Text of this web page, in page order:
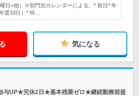
日+他）※部門別カレンダーによる。* 祝日* 年
度10日）* 特…
気になる
与UP★完休2日★基本残業ゼロ★継続勤務前提